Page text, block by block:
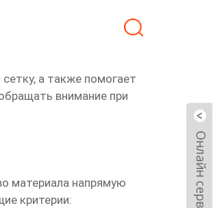
а также помогает
внимание при
материала напрямую
критерии: